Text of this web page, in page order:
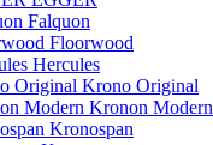
Falquon
Floorwood
Hercules
Krono Original
Kronon Modern
Kronospan